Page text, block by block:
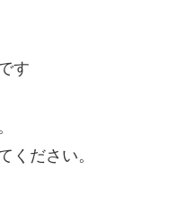
す
ください。